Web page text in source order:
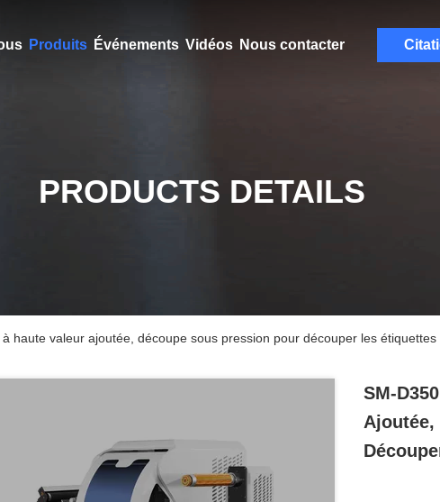
Produits Événements Vidéos Nous contacter
PRODUCTS DETAILS
haute valeur ajoutée, découpe sous pression pour découper les étiquettes
SM-
Ajoutée,